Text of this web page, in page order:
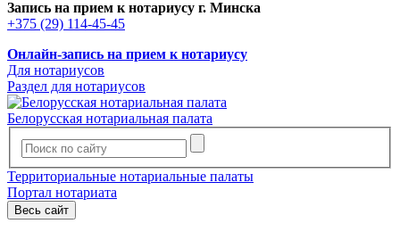
Запись на прием к нотариусу г. Минска
+375 (29) 114-45-45
Онлайн-запись на прием к нотариусу
Для нотариусов
Раздел для нотариусов
Белорусская нотариальная палата
Территориальные нотариальные палаты
Портал нотариата
Весь сайт